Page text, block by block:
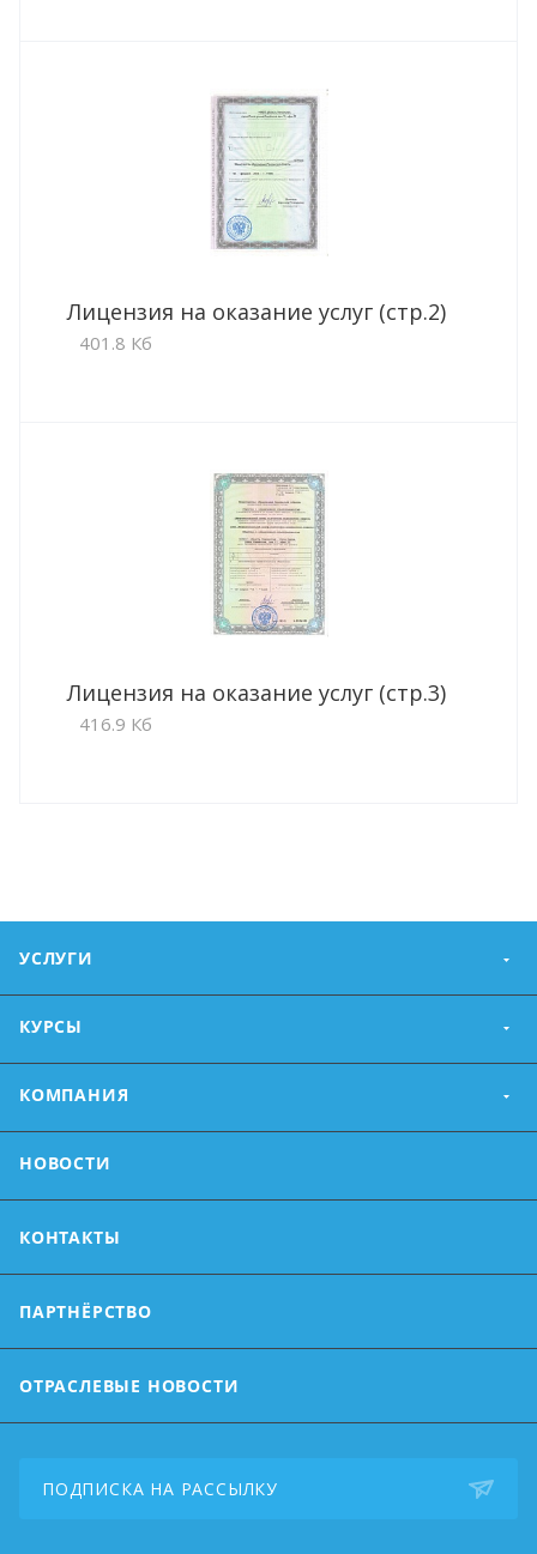
Лицензия на оказание услуг (стр.2)
401.8 Кб
Лицензия на оказание услуг (стр.3)
416.9 Кб
УСЛУГИ
КУРСЫ
КОМПАНИЯ
НОВОСТИ
КОНТАКТЫ
ПАРТНЁРСТВО
ОТРАСЛЕВЫЕ НОВОСТИ
ПОДПИСКА НА РАССЫЛКУ